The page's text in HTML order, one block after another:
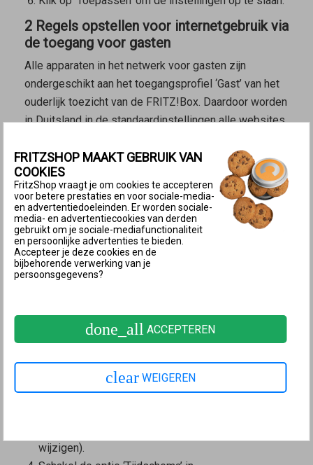
2 Regels opstellen voor internetgebruik via
de toegang voor gasten
Alle apparaten in het netwerk voor gasten zijn
ondergeschikt aan het toegangsprofiel ‘Gast’ van het
ouderlijk toezicht van de FRITZ!Box. Daardoor worden
in Duitsland in de standaardinstellingen alle websites
voor de bescherming van kinderen en jongeren tegen
schadelijke media (
Bundeszentrale für Kinder- und
Jugendmedienschutz) zijn aangewezen als
aanstootgevend of schadelijk voor voor kinderen of
minderjarigen.
Je kunt zo nodig het toegangsprofiel ‘Gast’ handmatig
wijzigen als je bijvoorbeeld het internetgebruik in het
Klik in het menu ‘Internet’ op ‘Filters’.
wijzigen).
FRITZSHOP MAAKT GEBRUIK VAN
COOKIES
FritzShop vraagt je om cookies te accepteren
voor betere prestaties en voor sociale-media-
en advertentiedoeleinden. Er worden sociale-
media- en advertentiecookies van derden
gebruikt om je sociale-mediafunctionaliteit
en persoonlijke advertenties te bieden.
Accepteer je deze cookies en de
bijbehorende verwerking van je
persoonsgegevens?
done_all ACCEPTEREN
clear WEIGEREN